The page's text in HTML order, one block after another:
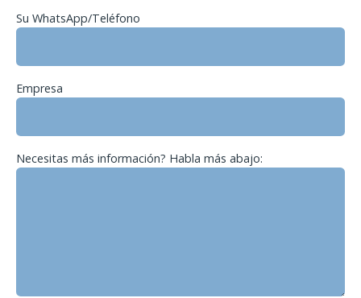
Su WhatsApp/Teléfono
Empresa
Necesitas más información? Habla más abajo: